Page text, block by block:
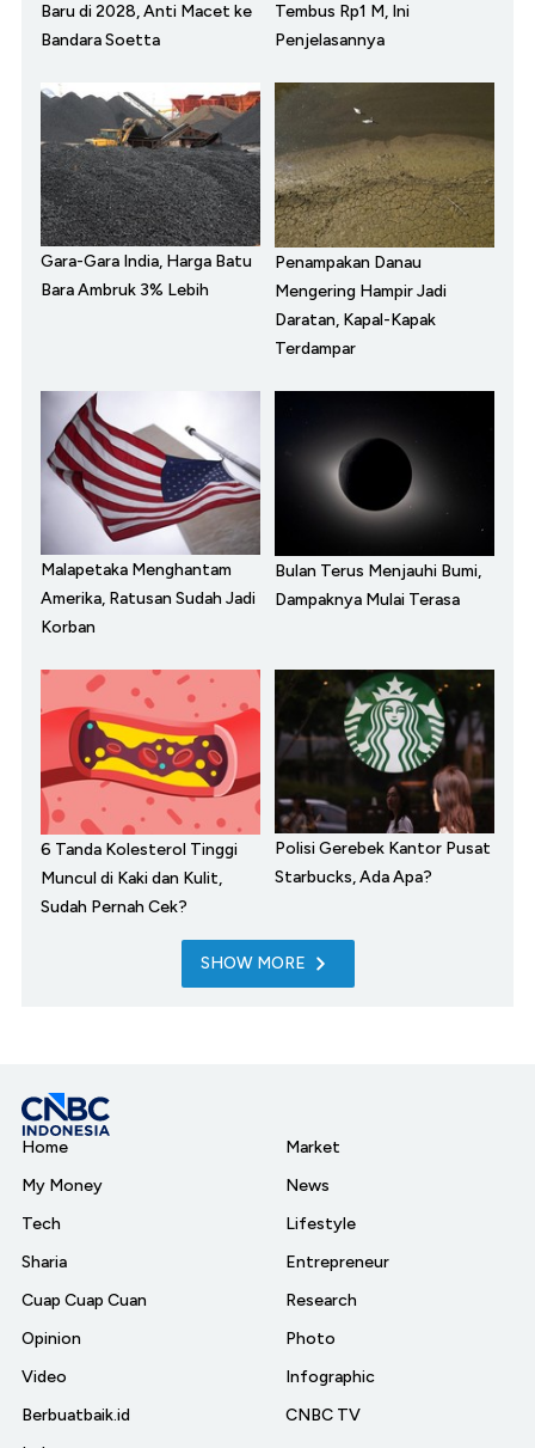
Baru di 2028, Anti Macet ke
Bandara Soetta
Tembus Rp1 M, Ini
Penjelasannya
Gara-Gara India, Harga Batu
Bara Ambruk 3% Lebih
Penampakan Danau
Mengering Hampir Jadi
Daratan, Kapal-Kapak
Terdampar
Malapetaka Menghantam
Amerika, Ratusan Sudah Jadi
Korban
Bulan Terus Menjauhi Bumi,
Dampaknya Mulai Terasa
6 Tanda Kolesterol Tinggi
Muncul di Kaki dan Kulit,
Sudah Pernah Cek?
Polisi Gerebek Kantor Pusat
Starbucks, Ada Apa?
SHOW MORE
Home
My Money
Tech
Sharia
Cuap Cuap Cuan
Opinion
Video
Berbuatbaik.id
Market
News
Lifestyle
Entrepreneur
Research
Photo
Infographic
CNBC TV